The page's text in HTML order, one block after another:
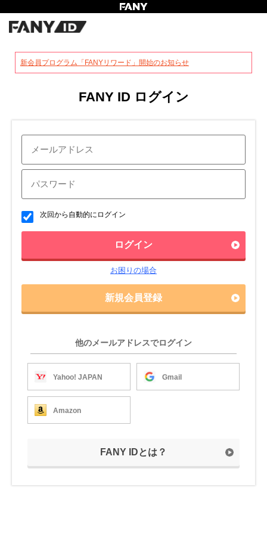
新会員プログラム「FANYリワード」開始のお知らせ
FANY ID ログイン
次回から自動的にログイン
ログイン
お困りの場合
新規会員登録
他のメールアドレスでログイン
Yahoo! JAPAN Gmail
Amazon
FANY IDとは？